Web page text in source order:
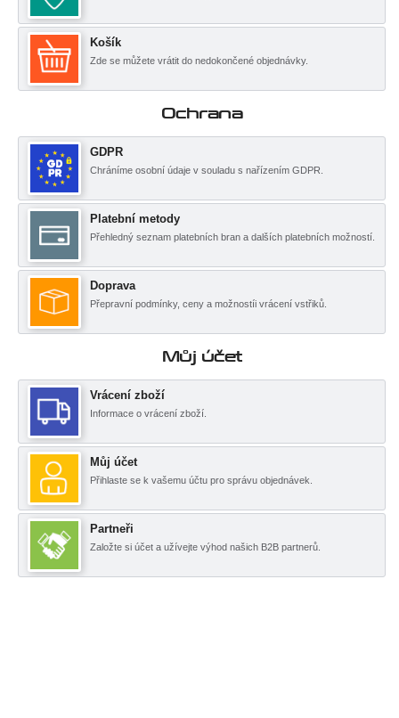
Košík
Zde se můžete vrátit do nedokončené objednávky.
Ochrana
GDPR
Chráníme osobní údaje v souladu s nařízením GDPR.
Platební metody
Přehledný seznam platebních bran a dalších platebních možností.
Doprava
Přepravní podmínky, ceny a možnostíi vrácení vstřiků.
Můj účet
Vrácení zboží
Informace o vrácení zboží.
Můj účet
Přihlaste se k vašemu účtu pro správu objednávek.
Partneři
Založte si účet a užívejte výhod našich B2B partnerů.